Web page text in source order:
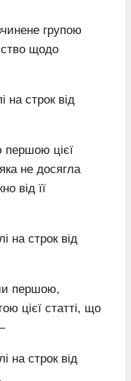
групою
щодо
на строк від
першою цієї
не досягла
від її
на строк від
першою,
цієї статті, що
на строк від